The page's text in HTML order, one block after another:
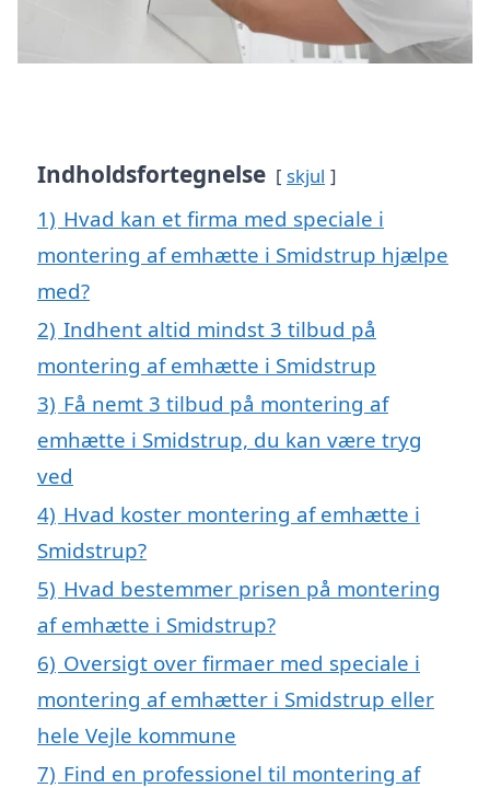
Indholdsfortegnelse skjul
1) Hvad kan et firma med speciale i
montering af emhætte i Smidstrup hjælpe
med?
2) Indhent altid mindst 3 tilbud på
montering af emhætte i Smidstrup
3) Få nemt 3 tilbud på montering af
emhætte i Smidstrup, du kan være tryg
ved
4) Hvad koster montering af emhætte i
Smidstrup?
5) Hvad bestemmer prisen på montering
af emhætte i Smidstrup?
6) Oversigt over firmaer med speciale i
montering af emhætter i Smidstrup eller
hele Vejle kommune
7) Find en professionel til montering af